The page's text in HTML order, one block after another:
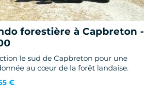
forestière à Capbreton -
le sud de Capbreton pour une
au cœur de la forêt landaise.
€